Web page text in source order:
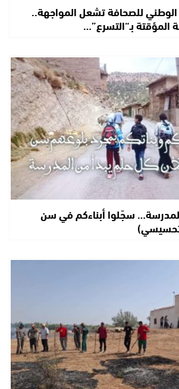
الوطني للصحافة تشعل المواجهة..
المؤقتة بـ“التسرع”…
سجّلوا أبناءكم في سن